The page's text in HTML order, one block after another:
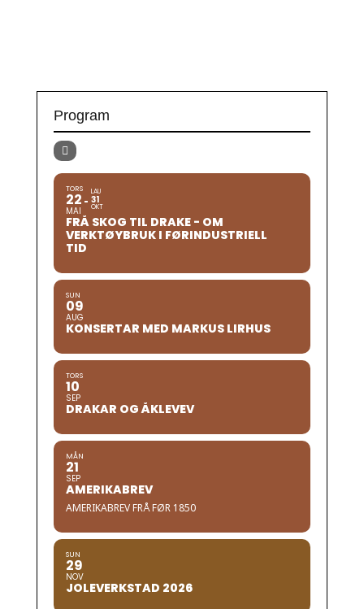
Program
TORS
22
MAI
LAU
31
OKT
FRÅ SKOG TIL DRAKE - OM
VERKTØYBRUK I FØRINDUSTRIELL
TID
SUN
09
AUG
KONSERTAR MED MARKUS LIRHUS
TORS
10
SEP
DRAKAR OG ÅKLEVEV
MÅN
21
SEP
AMERIKABREV
AMERIKABREV FRÅ FØR 1850
SUN
29
NOV
JOLEVERKSTAD 2026